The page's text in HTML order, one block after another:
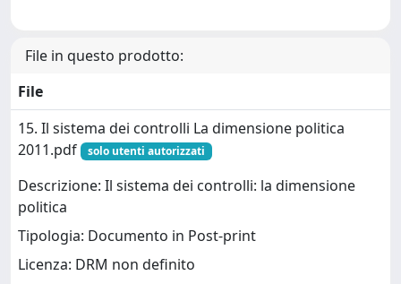
File in questo prodotto:
File
15. Il sistema dei controlli La dimensione politica
2011.pdf
solo utenti autorizzati
Descrizione: Il sistema dei controlli: la dimensione
politica
Tipologia: Documento in Post-print
Licenza: DRM non definito